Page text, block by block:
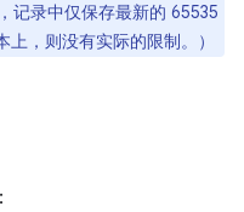
记录中仅保存最新的 65535
，则没有实际的限制。）